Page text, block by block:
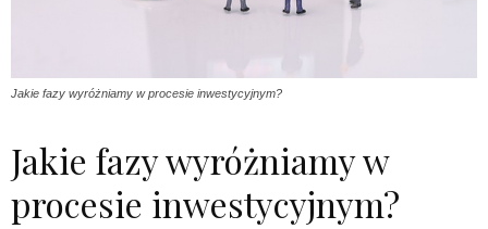
Jakie fazy wyróżniamy w procesie inwestycyjnym?
Jakie fazy wyróżniamy w
procesie inwestycyjnym?